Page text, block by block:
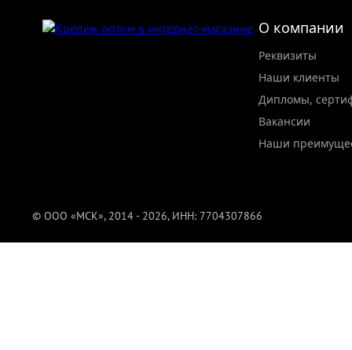
О компании
Реквизиты
Наши клиенты
Дипломы,
Вакансии
Наши
© ООО «МСК», 2014 - 2026, ИНН: 7704307866